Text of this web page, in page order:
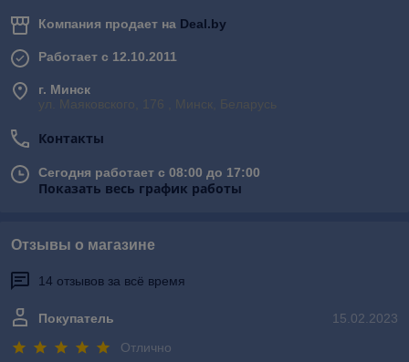
Компания продает на Deal.by
Работает с 12.10.2011
г. Минск
ул. Маяковского, 176 , Минск, Беларусь
Контакты
Сегодня работает с 08:00 до 17:00
Показать весь график работы
Отзывы о магазине
14 отзывов за всё время
15.02.2023
Покупатель
Отлично